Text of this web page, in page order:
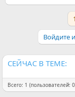
Войдите
СЕЙЧАС В ТЕМЕ:
Всего: 1 (пользователей: